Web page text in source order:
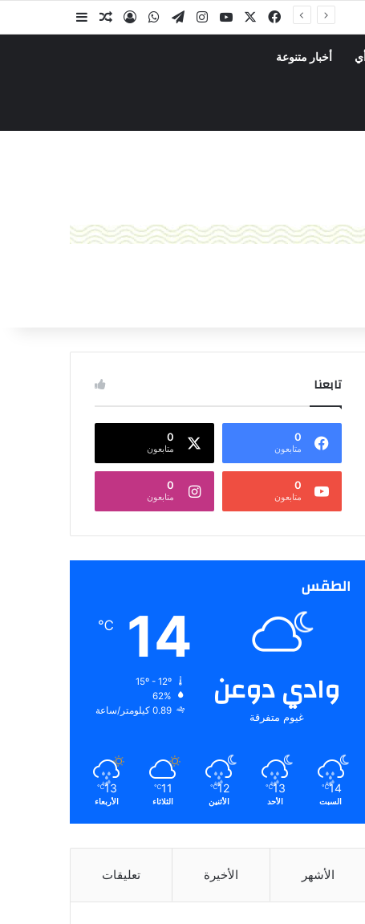
أخبار متنوعة
تابعنا
0
متابعون
0
متابعون
0
متابعون
0
متابعون
الطقس
وادي دوعن
غيوم متفرقة
14
℃
62%
0.89 كيلومتر/ساعة
14
℃
السبت
13
℃
الأحد
12
℃
الأثنين
11
℃
الثلاثاء
13
℃
الأربعاء
الأشهر الأخيرة تعليقات